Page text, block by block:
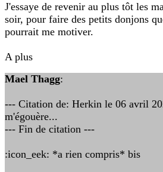
J'essaye de revenir au plus tôt les
soir, pour faire des petits donjons
pourrait me motiver.
A plus
Mael Thagg:
--- Citation de: Herkin le 06 avril
m'égouère...
--- Fin de citation ---
:icon_eek: *a rien compris* bis